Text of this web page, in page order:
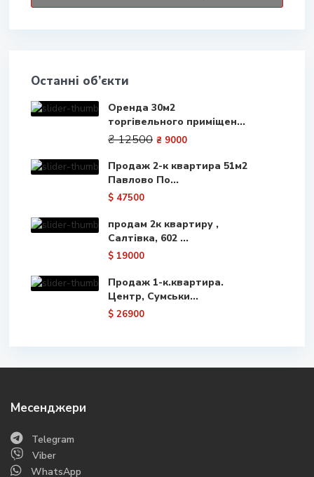
Останні об’єкти
Оренда 30м2
торгівельного приміщен...
₴ 12500 ₴ 9000
Продаж 2-к квартира 51м2
Павлово По...
$ 47500
продам 2к квартиру ,
Салтівка, 602 ...
$ 19000
Продаж 1-к.квартира.
Центр, Сумськи...
$ 26900
Месенджери
Telegram
Viber
WhatsApp